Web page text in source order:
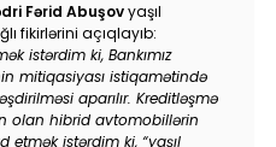
təkliflər
Fərid Abuşovyaşıl
fikirlərini açıqlayıb:
istərdim ki, Bankımız
mitiqasiyası istiqamətində
aparılır. Kreditləşmə
olan hibrid avtomobillərin
etmək istərdim ki, “yaşıl